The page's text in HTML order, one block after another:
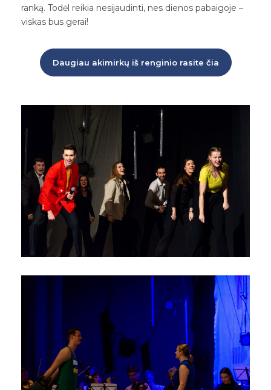
ranką. Todėl reikia nesijaudinti, nes dienos pabaigoje –
viskas bus gerai!
Daugiau akimirkų iš renginio rasite čia